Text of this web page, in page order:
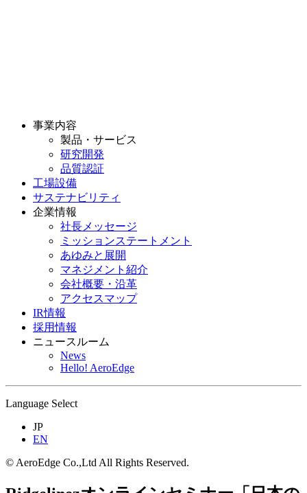
事業内容
製品・サービス
研究開発
品質認証
工場設備
サステナビリティ
企業情報
社長メッセージ
ミッションステートメント
あゆみと展開
マネジメント紹介
会社概要・沿革
アクセスマップ
IR情報
採用情報
ニュースルーム
News
Hello! AeroEdge
Language Select
JP
EN
© AeroEdge Co.,Ltd All Rights Reserved.